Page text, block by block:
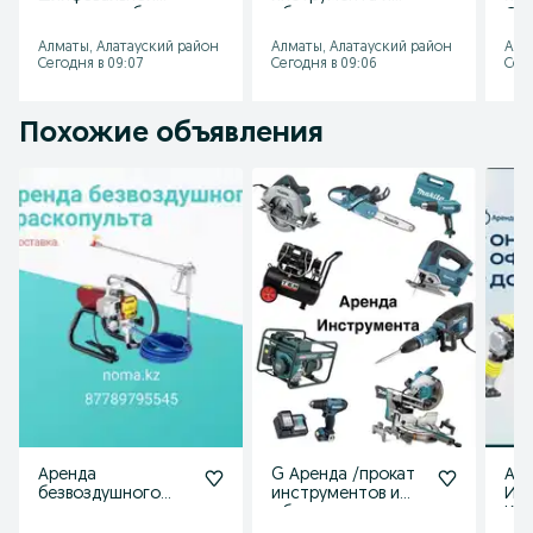
Сплитстоун
Алматы
Алматы, Алатауский район
Сегодня в 09:07
инструмента
Алматы, Алатауский район
Сегодня в 09:06
Похожие объявления
Аренда
безвоздушного
G Аренда /прокат
инструментов и